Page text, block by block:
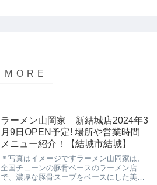
ラーメン山岡家 新結城店2024年3
月9日OPEN予定! 場所や営業時間
メニュー紹介！【結城市結城】
＊写真はイメージですラーメン山岡家は、
全国チェーンの豚骨ベースのラーメン店
で、濃厚な豚骨スープをベースにした美味